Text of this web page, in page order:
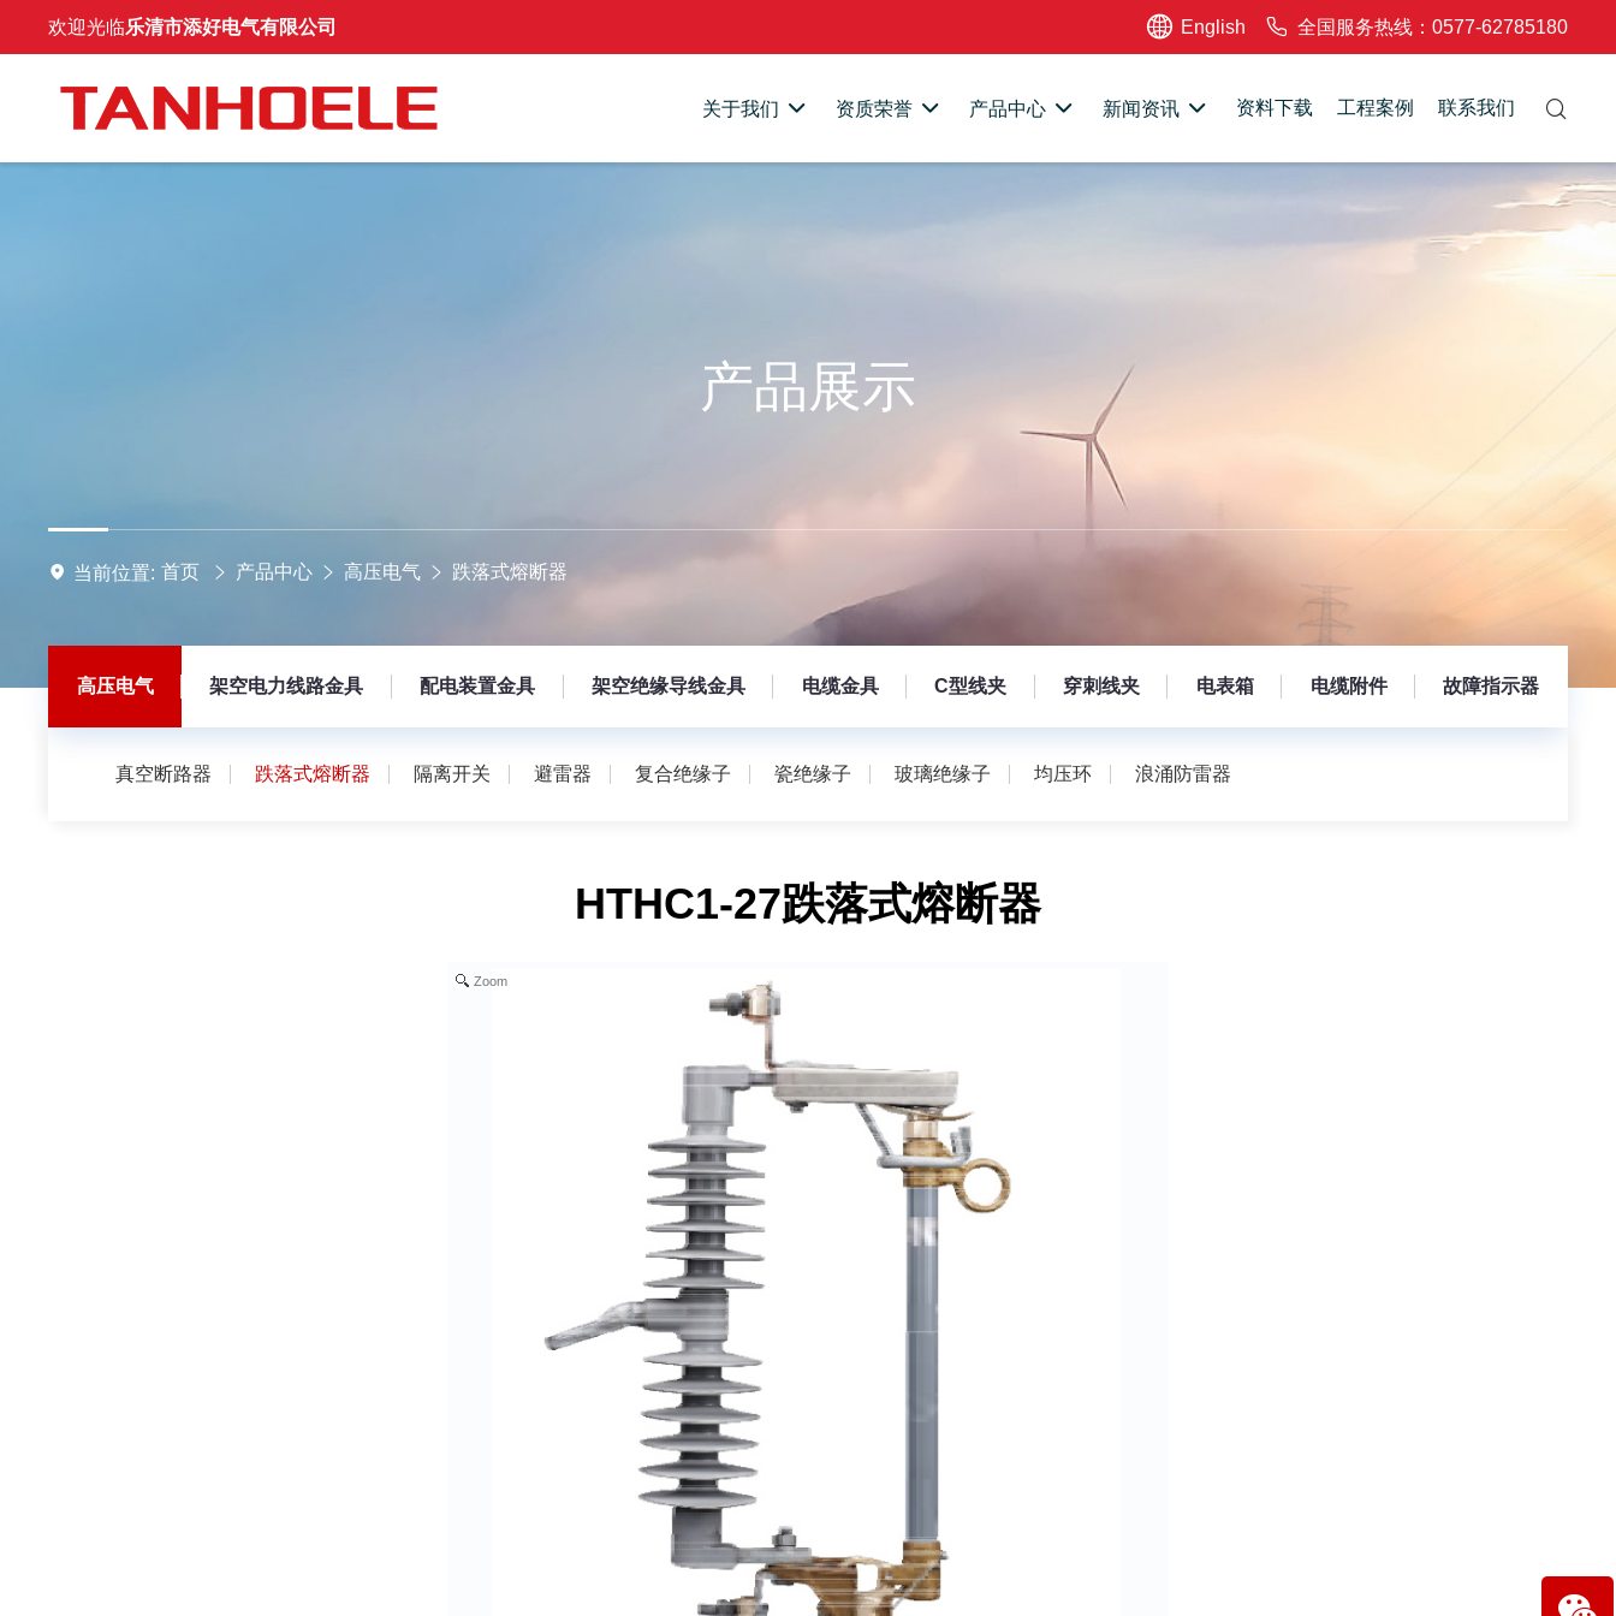
欢迎光临乐清市添好电气有限公司 English 全国服务热线：0577-62785180
关于我们 资质荣誉 产品中心 新闻资讯 资料下载 工程案例 联系我们
产品展示
当前位置: 首页 产品中心 高压电气 跌落式熔断器
高压电气 架空电力线路金具 配电装置金具 架空绝缘导线金具 电缆金具 C型线夹 穿刺线夹 电表箱 电缆附件 故障指示器
真空断路器 跌落式熔断器 隔离开关 避雷器 复合绝缘子 瓷绝缘子 玻璃绝缘子 均压环 浪涌防雷器
HTHC1-27跌落式熔断器
Zoom